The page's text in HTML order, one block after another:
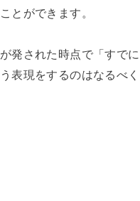
とができます。
発された時点で「すで
表現をするのはなるべ